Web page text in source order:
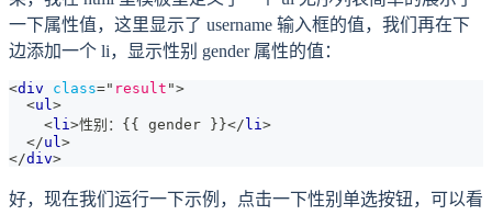
一下属性值，这里显示了 username 输入框的值，我们再在下
边添加一个 li，显示性别 gender 属性的值：
<div class=" result ">
<ul>
<li>性别：{{ gender }}</ li>
</ul>
</div>
好，现在我们运行一下示例，点击一下性别单选按钮，可以看